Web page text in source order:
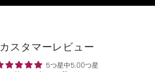
カスタマーレビュー
5つ星中5.00つ星